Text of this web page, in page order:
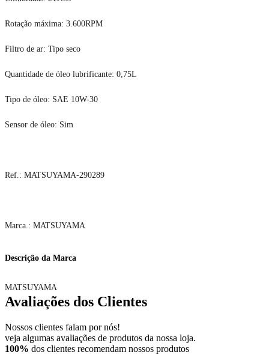
Rotação máxima: 3.600RPM
Filtro de ar: Tipo seco
Quantidade de óleo lubrificante: 0,75L
Tipo de óleo: SAE 10W-30
Sensor de óleo: Sim
Ref.: MATSUYAMA-290289
Marca.: MATSUYAMA
Descrição da Marca
MATSUYAMA
Avaliações dos Clientes
Nossos clientes falam por nós!
veja algumas avaliações de produtos da nossa loja.
100% dos clientes recomendam nossos produtos